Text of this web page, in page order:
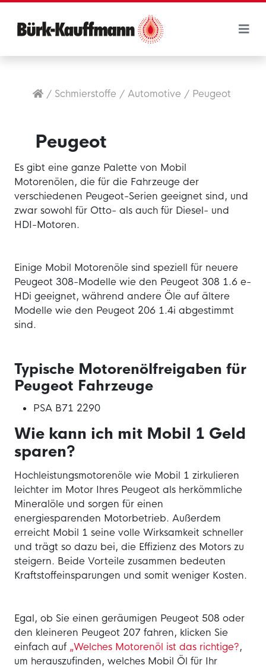
/ Schmierstoffe /Automotive / Peugeot
Peugeot
Es gibt eine ganze Palette von Mobil
Motorenölen, die für die Fahrzeuge der
verschiedenen Peugeot-Serien geeignet sind, und
zwar sowohl für Otto- als auch für Diesel- und
HDI-Motoren.
Einige Mobil Motorenöle sind speziell für neuere
Peugeot 308-Modelle wie den Peugeot 308 1.6 e-
HDi geeignet, während andere Öle auf ältere
Modelle wie den Peugeot 206 1.4i abgestimmt
sind.
Typische Motorenölfreigaben für
Peugeot Fahrzeuge
PSA B71 2290
Wie kann ich mit Mobil 1 Geld
sparen?
Hochleistungsmotorenöle wie Mobil 1 zirkulieren
leichter im Motor Ihres Peugeot als herkömmliche
Mineralöle und sorgen für einen
energiesparenden Motorbetrieb. Außerdem
erreicht Mobil 1 seine volle Wirksamkeit schneller
und trägt so dazu bei, die Effizienz des Motors zu
steigern. Beide Vorteile zusammen bedeuten
Kraftstoffeinsparungen und somit weniger Kosten.
Egal, ob Sie einen geräumigen Peugeot 508 oder
den kleineren Peugeot 207 fahren, klicken Sie
einfach auf „Welches Motorenöl ist das richtige?,
um herauszufinden, welches Mobil Öl für Ihr